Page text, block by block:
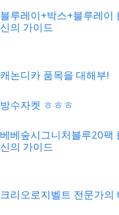
블루레이+박스+블루레이
신의 가이드
캐논디카 품목을 대해부!
방수자켓 ㅎㅎㅎ
베베숲시그니처블루20팩
신의 가이드
크리오로지벨트 전문가의